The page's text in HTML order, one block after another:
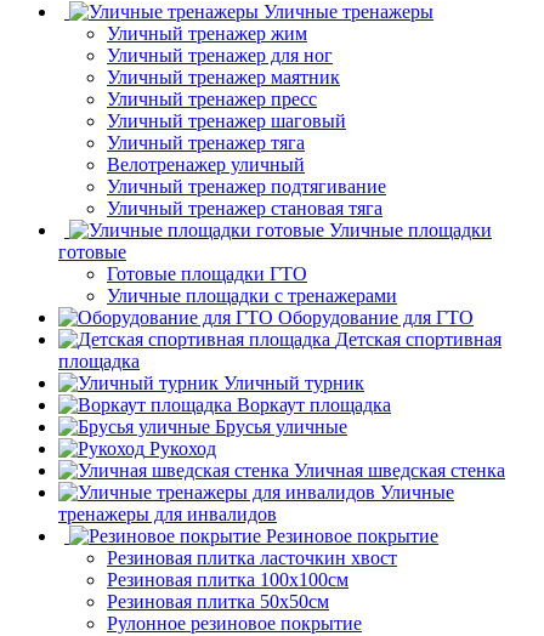
Уличные тренажеры
Уличный тренажер жим
Уличный тренажер для ног
Уличный тренажер маятник
Уличный тренажер пресс
Уличный тренажер шаговый
Уличный тренажер тяга
Велотренажер уличный
Уличный тренажер подтягивание
Уличный тренажер становая тяга
Уличные площадки
готовые
Готовые площадки ГТО
Уличные площадки с тренажерами
Оборудование для ГТО
Детская спортивная
площадка
Уличный турник
Воркаут площадка
Брусья уличные
Рукоход
Уличная шведская стенка
Уличные
тренажеры для инвалидов
Резиновое покрытие
Резиновая плитка ласточкин хвост
Резиновая плитка 100х100см
Резиновая плитка 50х50см
Рулонное резиновое покрытие